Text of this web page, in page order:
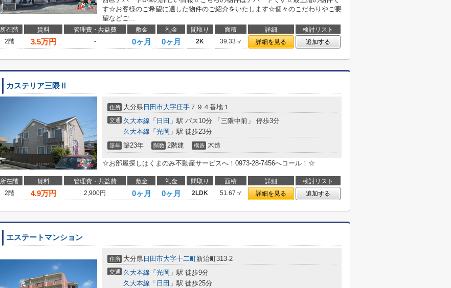
す☆お客様のご希望に適した物件のご紹介をいたします☆個々のこだわりやご要
望などご...
所在階 賃料 管理費・共益費 敷金 礼金 間取り 面積 詳細
検討リスト
2階
3.5万円 - 0ヶ月 0ヶ月 2K 39.33㎡ 詳細を見る 追加する
カステリア三隈Ⅱ
住所 大分県 日田市大字庄手 ７９４番地１
交通 久大本線 「 日田 」駅 バス10分 「三隈中前」 停歩3分
久大本線 「 光岡 」駅 徒歩23分
築年 築23年 階数 2階建 構造 木造
☆お部屋探しはくまのみ不動産サービスへ！0973-28-7456へコール！☆
所在階 賃料 管理費・共益費 敷金 礼金 間取り 面積 詳細
検討リスト
2階
4.9万円 2,900円 0ヶ月 0ヶ月 2LDK 51.67㎡ 詳細を見る 追加する
エステートマンション
住所 大分県 日田市大字十二町新治町313-2
交通 久大本線 「 光岡 」駅 徒歩9分
久大本線 「 日田 」駅 徒歩25分